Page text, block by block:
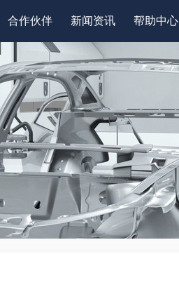
合作伙伴 新闻资讯 帮助中心